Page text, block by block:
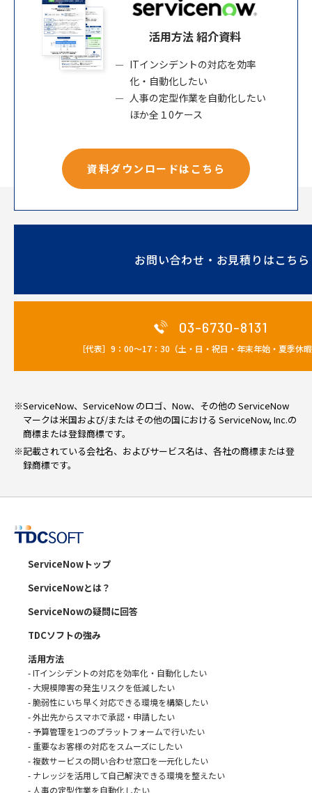
活用方法 紹介資料
ITインシデントの対応を効率
化・自動化したい
人事の定型作業を自動化したい
ほか全１0ケース
資料ダウンロードはこちら
お問い合わせ・お見積りはこちら
03-6730-8131
［代表］9：00～17：30（土・日・祝日・年末年始・夏季休
※ServiceNow、ServiceNow のロゴ、Now、その他の ServiceNow
マークは米国および/またはその他の国における ServiceNow, Inc.の
商標または登録商標です。
※記載されている会社名、およびサービス名は、各社の商標または登
録商標です。
ServiceNowトップ
ServiceNowとは？
ServiceNowの疑問に回答
TDCソフトの強み
活用方法
- ITインシデントの対応を効率化・自動化したい
- 大規模障害の発生リスクを低減したい
- 脆弱性にいち早く対応できる環境を構築したい
- 外出先からスマホで承認・申請したい
- 予算管理を1つのプラットフォームで行いたい
- 重要なお客様の対応をスムーズにしたい
- 複数サービスの問い合わせ窓口を一元化したい
- ナレッジを活用して自己解決できる環境を整えたい
- 人事の定型作業を自動化したい